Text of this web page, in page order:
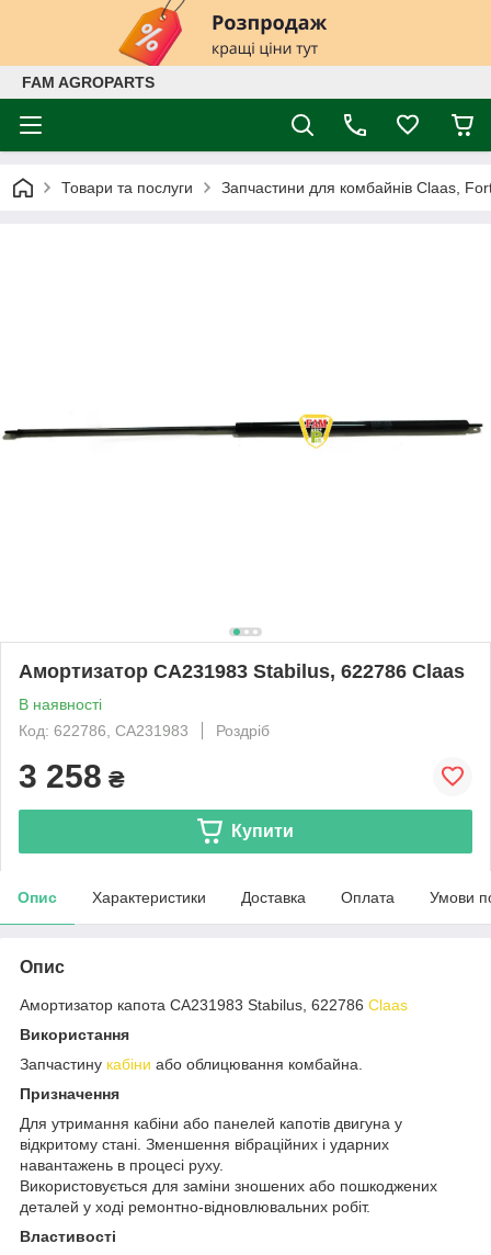
FAM AGROPARTS
Товари та послуги Запчастини для комбайнів Claas,
Амортизатор CA231983 Stabilus, 622786 Claas
В наявності
Код: 622786, CA231983
Роздріб
3 258 ₴
Купити
Опис Характеристики Доставка Оплата Умови
Опис
Амортизатор капота CA231983 Stabilus, 622786 Claas
Використання
Запчастину кабіни або облицювання комбайна.
Призначення
Для утримання кабіни або панелей капотів двигуна у
відкритому стані. Зменшення вібраційних і ударних
навантажень в процесі руху.
Використовується для заміни зношених або пошкоджених
деталей у ході ремонтно-відновлювальних робіт.
Властивості